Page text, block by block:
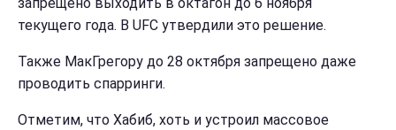
запрещено выходить в октагон до 6 ноября
текущего года. В UFC утвердили это решение.
Также МакГрегору до 28 октября запрещено даже
проводить спарринги.
Отметим, что Хабиб, хоть и устроил массовое